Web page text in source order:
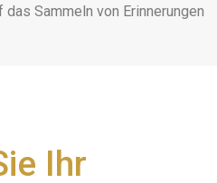
Sammeln von Erinnerungen
Ihr